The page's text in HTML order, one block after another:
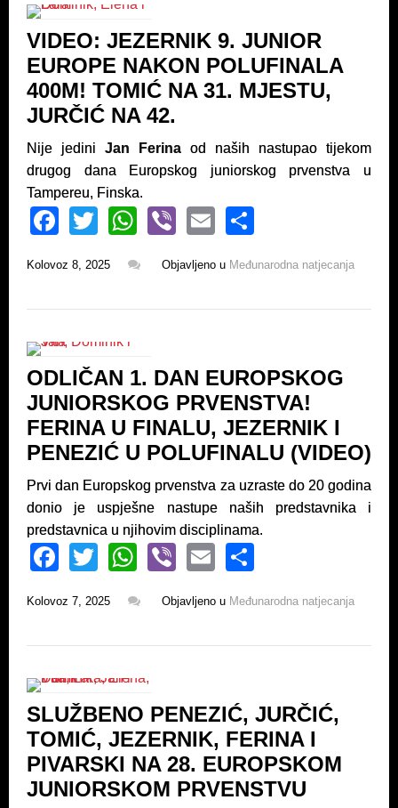
o
k
p
VIDEO: JEZERNIK 9. JUNIOR
EUROPE NAKON POLUFINALA
400M! TOMIĆ NA 31. MJESTU,
JURČIĆ NA 42.
Nije jedini Jan Ferina od naših nastupao tijekom
drugog dana Europskog juniorskog prvenstva u
Tampereu, Finska.
F
c
e
o
k
T
tt
er
W
at
s
p
Vi
er
E
ail ar
e
Kolovoz 8, 2025 Objavljeno u Međunarodna natjecanja
ODLIČAN 1. DAN EUROPSKOG
JUNIORSKOG PRVENSTVA!
FERINA U FINALU, JEZERNIK I
PENEZIĆ U POLUFINALU (VIDEO)
Prvi dan Europskog prvenstva za uzraste do 20 godina
donio je uspješne nastupe naših predstavnika i
predstavnica u njihovim disciplinama.
F
c
e
o
o
k
T
tt
er
W
at
s
p
Vi
er
E
ail ar
e
Kolovoz 7, 2025 Objavljeno u Međunarodna natjecanja
SLUŽBENO PENEZIĆ, JURČIĆ,
TOMIĆ, JEZERNIK, FERINA I
PIVARSKI NA 28. EUROPSKOM
JUNIORSKOM PRVENSTVU